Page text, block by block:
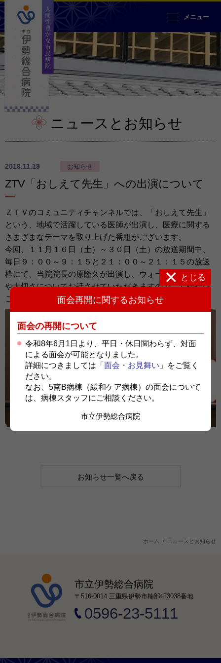
面会再開に関するお知らせ
とじる
面会の再開について
令和8年6月1日より、平日・休日関わらず、対面
による面会が可能となりました。
詳細につきましては「 面会・お見舞い 」をご覧く
ださい。
なお、5南B病棟（緩和ケア病棟）の面会について
は、病棟スタッフにご相談ください。
市立伊勢総合病院
人間性豊かな市民病院 市立伊勢
メニュー
ニュースとお知らせ
2019.11.19 お知らせ
ZTV「おしえて先生」への出演について
ＺＴＶのコミュニティチャンネルでは、「おしえて先生」
という、地域で活躍している医師が出演し、医療に関する
さまざまなテーマを取り上げた番組がございます。
今回、１１月１６日（土）～３０日（土）の放送期間中、
毎日９：００～９：１５と２１：００～２１：１５の放送
枠にて、当院院長の原隆久が出演し、ウォーキングの効果
や大切さについてお話させていただきますので、皆様ぜひ
ご覧ください。
お知らせ一覧へ戻る
ホーム ニュースとお知らせ
市立伊勢総合病院
〒516-0014 三重県伊勢市楠部町3038番地
0596-23-5111